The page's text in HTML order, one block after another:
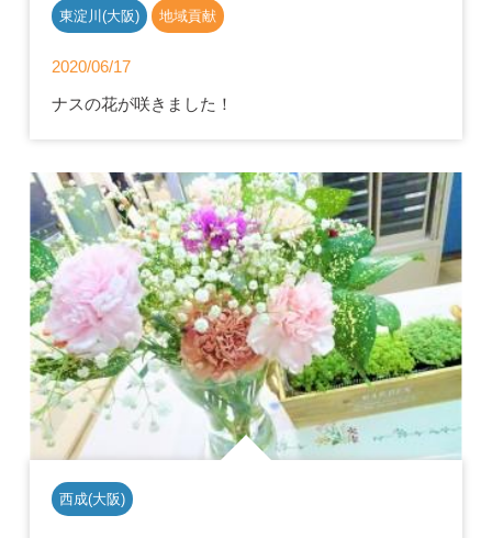
東淀川(大阪) 地域貢献
2020/06/17
ナスの花が咲きました！
西成(大阪)